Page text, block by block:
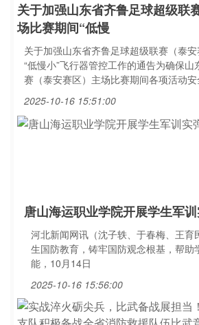
关于加强山东省齐鲁足球超级联
场比赛期间“低慢
关于加强山东省齐鲁足球超级联赛（泰
“低慢小”飞行器管控工作的通告为确保
赛（泰安赛区）主场比赛期间各项活动
2025-10-16 15:51:00
唐山海运职业学院开展学生军
河北新闻网讯（沈子轶、于春梅、王育
生国防教育，铸牢国防观念根基，帮助
能，10月14日
2025-10-16 15:56:00